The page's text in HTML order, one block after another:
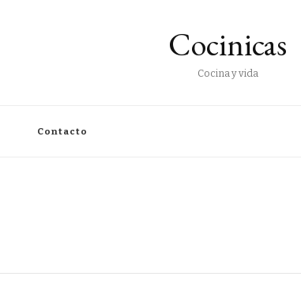
Cocinicas
Cocina y vida
Contacto